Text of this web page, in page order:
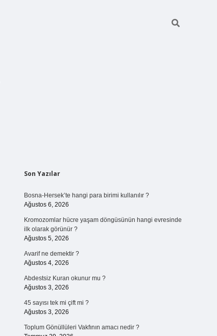
Sidebar
Son Yazılar
Bosna-Hersek’te hangi para birimi kullanılır ?
Ağustos 6, 2026
Kromozomlar hücre yaşam döngüsünün hangi evresinde
ilk olarak görünür ?
Ağustos 5, 2026
Avarif ne demektir ?
Ağustos 4, 2026
Abdestsiz Kuran okunur mu ?
Ağustos 3, 2026
45 sayısı tek mi çift mi ?
Ağustos 3, 2026
Toplum Gönüllüleri Vakfının amacı nedir ?
ilbet girişhttps://betexpergiris.casino/